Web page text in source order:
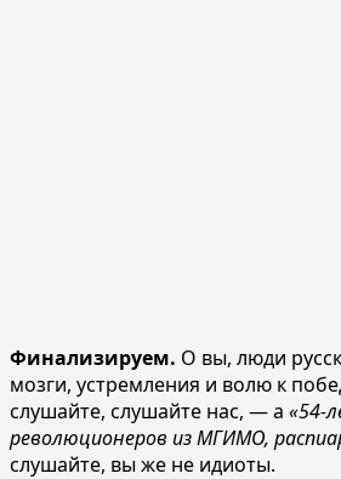
Финализируем. О вы, люди
мозги, устремления и волю к
слушайте, слушайте нас, — а «54-
революционеров из МГИМО,
слушайте, вы же не идиоты.